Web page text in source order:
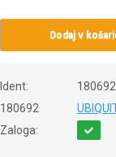
Dodaj v
Ident:
180692
180692
Zaloga: